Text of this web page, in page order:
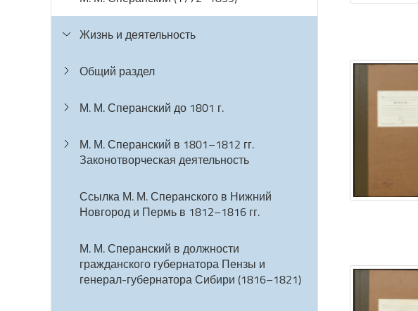
Жизнь и деятельность
Общий раздел
М. М. Сперанский до 1801 г.
М. М. Сперанский в 1801–1812 гг.
Законотворческая деятельность
Ссылка М. М. Сперанского в Нижний
Новгород и Пермь в 1812–1816 гг.
М. М. Сперанский в должности
гражданского губернатора Пензы и
генерал-губернатора Сибири (1816–1821)